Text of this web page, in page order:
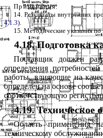
Примечания:
14. Результаты внутренних
4.1.3).
15. Методические указания
4.18. Подготовка
Поставщик должен
определения
работы, влияющие на
определен на основе
соответствующую
4.19. Техническое
Область применения
техническому